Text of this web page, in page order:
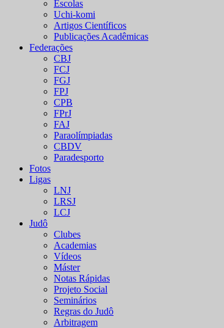
Escolas
Uchi-komi
Artigos Científicos
Publicações Acadêmicas
Federações
CBJ
FCJ
FGJ
FPJ
CPB
FPrJ
FAJ
Paraolímpiadas
CBDV
Paradesporto
Fotos
Ligas
LNJ
LRSJ
LCJ
Judô
Clubes
Academias
Vídeos
Máster
Notas Rápidas
Projeto Social
Seminários
Regras do Judô
Arbitragem